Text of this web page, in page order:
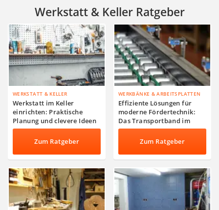
Werkstatt & Keller Ratgeber
WERKSTATT & KELLER
Werkstatt im Keller
einrichten: Praktische
Planung und clevere Ideen
Zum Ratgeber
WERKBÄNKE & ARBEITSPLATTEN
Effiziente Lösungen für
moderne Fördertechnik:
Das Transportband im
Fokus
Zum Ratgeber